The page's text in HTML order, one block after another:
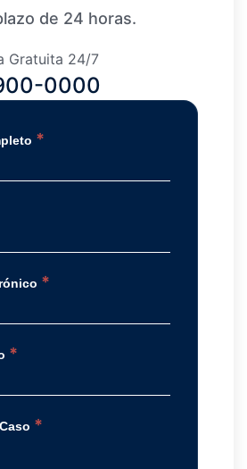
de 24 horas.
Gratuita 24/7
0000
*
*
*
*